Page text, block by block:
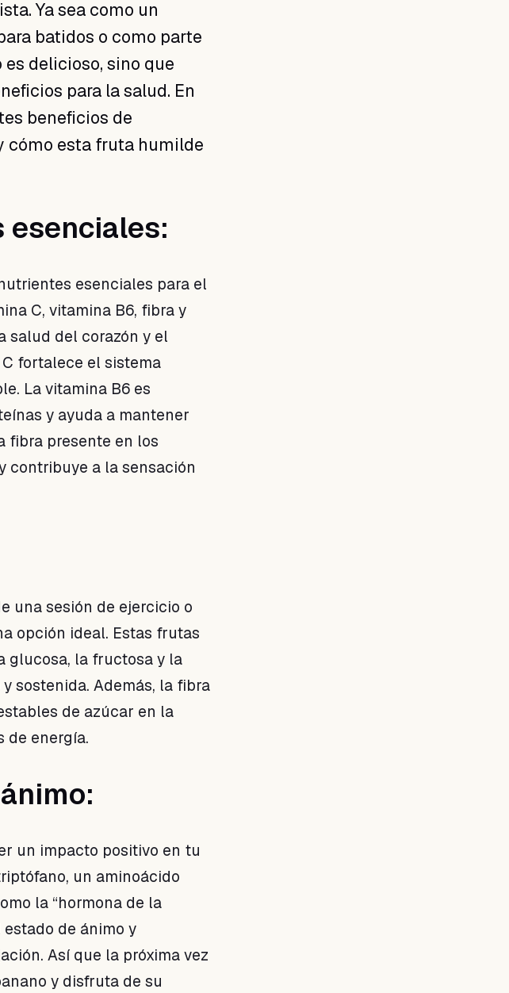
Ya sea como un
batidos o como parte
delicioso, sino que
para la salud. En
beneficios de
cómo esta fruta humilde
esenciales:
esenciales para el
C, vitamina B6, fibra y
salud del corazón y el
fortalece el sistema
La vitamina B6 es
y ayuda a mantener
fibra presente en los
contribuye a la sensación
una sesión de ejercicio o
opción ideal. Estas frutas
glucosa, la fructosa y la
sostenida. Además, la fibra
de azúcar en la
de energía.
un impacto positivo en tu
un aminoácido
la “hormona de la
de ánimo y
Así que la próxima vez
y disfruta de su